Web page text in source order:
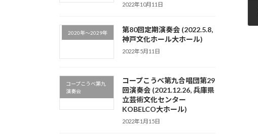
2022年10月11日
2020年～2029年
第80回定期演奏会 (2022.5.8,
神戸文化ホール大ホール)
2022年5月11日
コープこうべ第九
演奏会
コープこうべ第九合唱団第29
回演奏会 (2021.12.26, 兵庫県
立芸術文化センター
KOBELCO大ホール)
2022年1月15日